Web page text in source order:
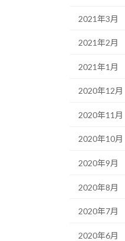
2021年3月
2021年2月
2021年1月
2020年12月
2020年11月
2020年10月
2020年9月
2020年8月
2020年7月
2020年6月